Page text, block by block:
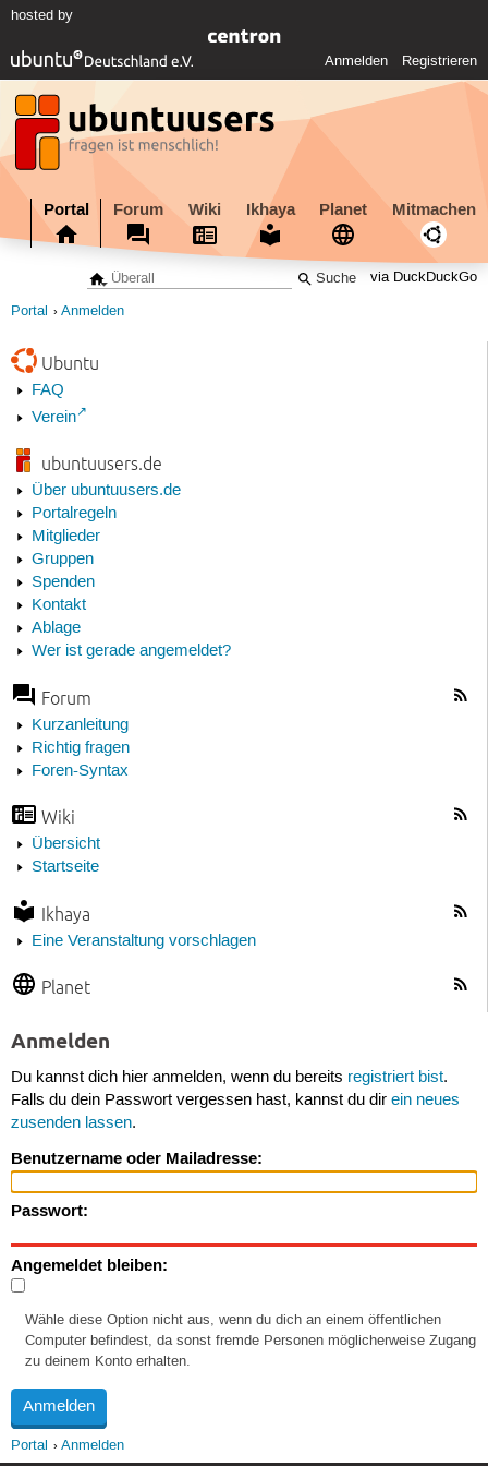
hosted by
Anmelden Registrieren
Portal Forum Wiki Ikhaya Planet Mitmachen
via DuckDuckGo
Portal Anmelden
Ubuntu
FAQ
Verein
ubuntuusers.de
Über ubuntuusers.de
Portalregeln
Mitglieder
Gruppen
Spenden
Kontakt
Ablage
Wer ist gerade angemeldet?
Forum
Kurzanleitung
Richtig fragen
Foren-Syntax
Wiki
Übersicht
Startseite
Ikhaya
Eine Veranstaltung vorschlagen
Planet
Anmelden
Du kannst dich hier anmelden, wenn du bereits registriert bist.
Falls du dein Passwort vergessen hast, kannst du dir ein neues
zusenden lassen.
Benutzername oder Mailadresse:
Passwort:
Angemeldet bleiben:
Wähle diese Option nicht aus, wenn du dich an einem öffentlichen
Computer befindest, da sonst fremde Personen möglicherweise Zugang
zu deinem Konto erhalten.
Portal Anmelden